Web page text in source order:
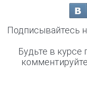
Подписывайтесь
Будьте в